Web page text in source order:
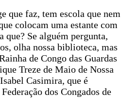
que faz, tem escola que nem
colocam uma estante com
que? Se alguém pergunta,
olha nossa biblioteca, mas
de Congo das Guardas
Treze de Maio de Nossa
Casimira, que é
dos Congados de